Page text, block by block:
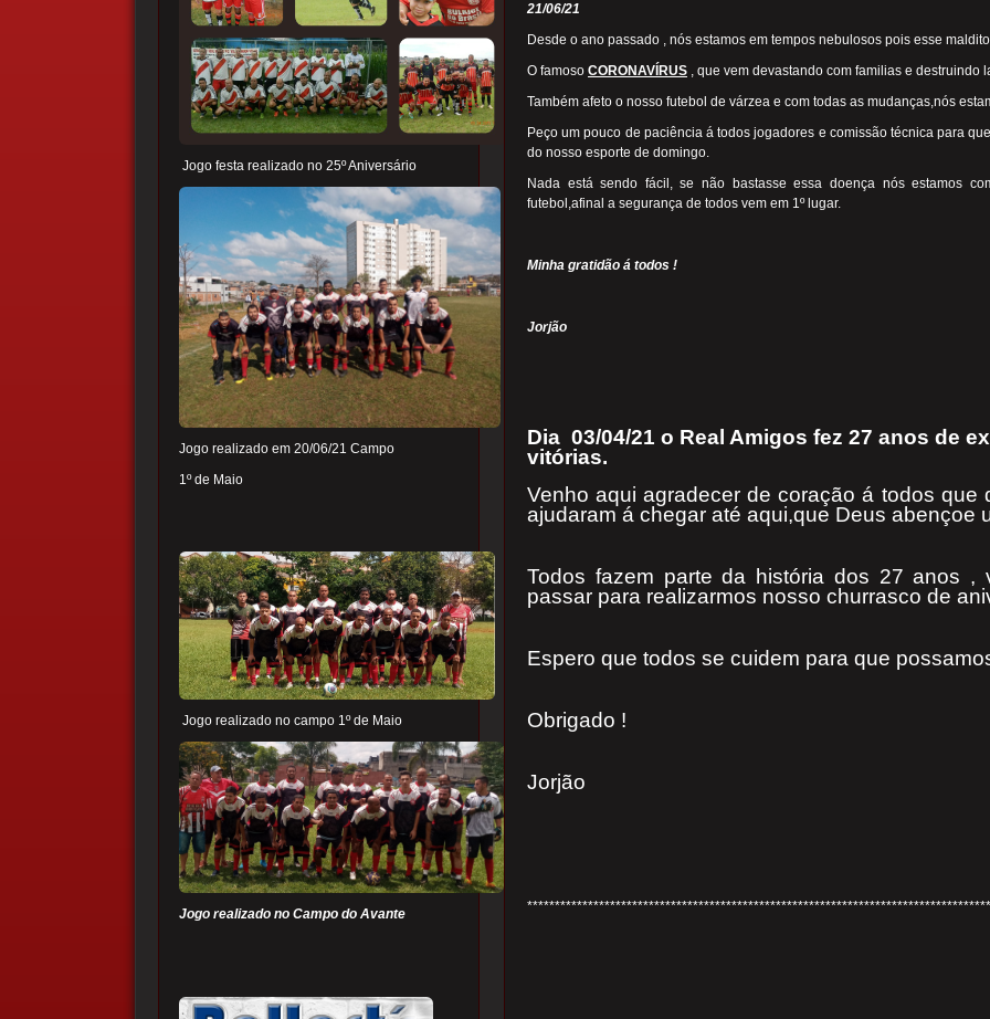
Jogo festa realizado no 25º Aniversário
Jogo realizado em 20/06/21 Campo
1º de Maio
Jogo realizado no campo 1º de Maio
Jogo realizado no Campo do Avante
21/06/21
Desde o ano passado , nós estamos em tempos nebulosos pois esse
O famoso CORONAVÍRUS , que vem devastando com familias e destruindo
Também afeto o nosso futebol de várzea e com todas as mudanças,nós
Peço um pouco de paciência á todos jogadores e comissão técnica para
do nosso esporte de domingo.
Nada está sendo fácil, se não bastasse essa doença nós estamos
futebol,afinal a segurança de todos vem em 1º lugar.
Minha gratidão á todos !
Jorjão
Dia 03/04/21 o Real Amigos fez 27 anos de
vitórias.
Venho aqui agradecer de coração á todos que
ajudaram á chegar até aqui,que Deus abençoe
Todos fazem parte da história dos 27 anos ,
passar para realizarmos nosso churrasco de
Espero que todos se cuidem para que
Obrigado !
Jorjão